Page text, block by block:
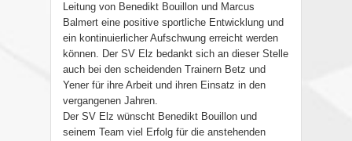
Leitung von Benedikt Bouillon und Marcus
Balmert eine positive sportliche Entwicklung und
ein kontinuierlicher Aufschwung erreicht werden
können. Der SV Elz bedankt sich an dieser Stelle
auch bei den scheidenden Trainern Betz und
Yener für ihre Arbeit und ihren Einsatz in den
vergangenen Jahren.
Der SV Elz wünscht Benedikt Bouillon und
seinem Team viel Erfolg für die anstehenden